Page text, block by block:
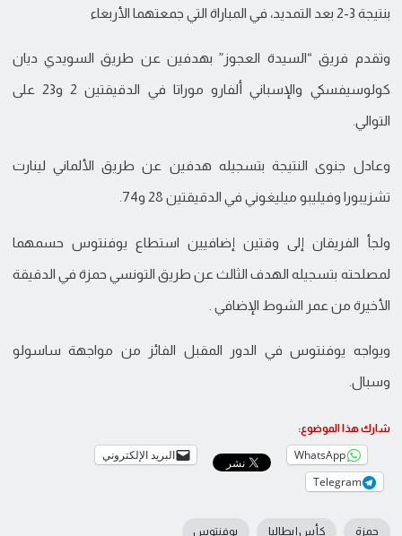
بنتيجة 3-2 بعد التمديد، في المباراة التي جمعتهما الأربعاء
وتقدم فريق “السيدة العجوز” بهدفين عن طريق السويدي ديان
كولوسيفسكي والإسباني ألفارو موراتا في الدقيقتين 2 و23 على
التوالي.
وعادل جنوى النتيجة بتسجيله هدفين عن طريق الألماني لينارت
تشزيبورا وفيليبو ميليغوني في الدقيقتين 28 و74.
ولجأ الفريقان إلى وقتين إضافيين استطاع يوفنتوس حسمهما
لمصلحته بتسجيله الهدف الثالث عن طريق التونسي حمزة في الدقيقة
الأخيرة من عمر الشوط الإضافي .
ويواجه يوفنتوس في الدور المقبل الفائز من مواجهة ساسولو
وسبال.
شارك هذا الموضوع:
WhatsApp
البريد الإلكتروني
Telegram
حمزة كأس إيطاليا يوفنتوس